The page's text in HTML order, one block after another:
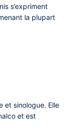
s’expriment
la plupart
et sinologue. Elle
et est